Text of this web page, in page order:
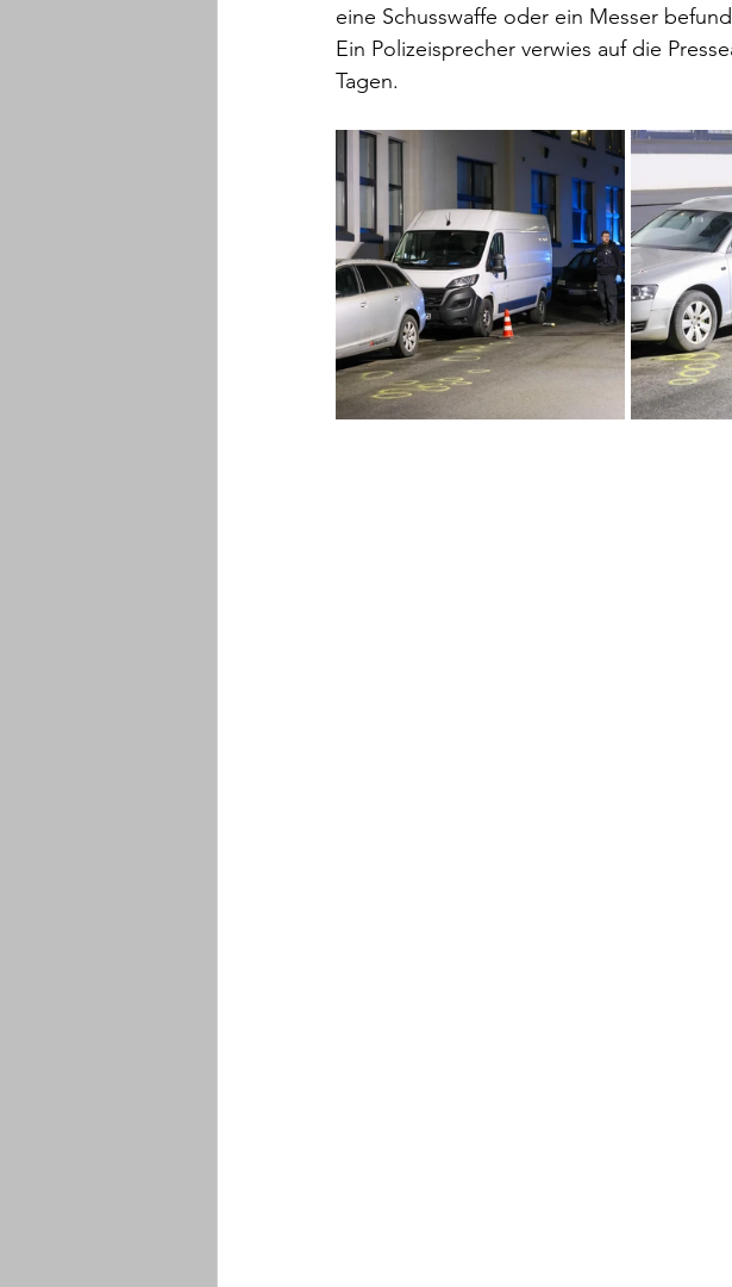
eine Schusswaffe oder ein Messer
Ein Polizeisprecher verwies auf die
Tagen.